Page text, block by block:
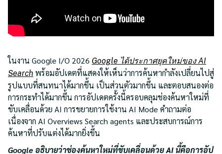
ในงาน Google I/O 2026 Google ได้ประกาศยุคใหม่ของ AI
Search พร้อมอัปเดตที่แสดงให้เห็นว่าการค้นหากำลังเปลี่ยนไปสู่
รูปแบบที่สนทนาได้มากขึ้น เป็นส่วนตัวมากขึ้น และตอบสนองต่อ
การกระทำได้มากขึ้น การอัปเดตครั้งนี้ครอบคลุมช่องค้นหาใหม่ที่
ขับเคลื่อนด้วย AI การขยายการใช้งาน AI Mode คำถามต่อ
เนื่องจาก AI Overviews Search agents และประสบการณ์การ
ค้นหาที่ปรับแต่งได้มากยิ่งขึ้น
Google อธิบายว่าช่องค้นหาใหม่ที่ขับเคลื่อนด้วย AI นี้คือการอัป